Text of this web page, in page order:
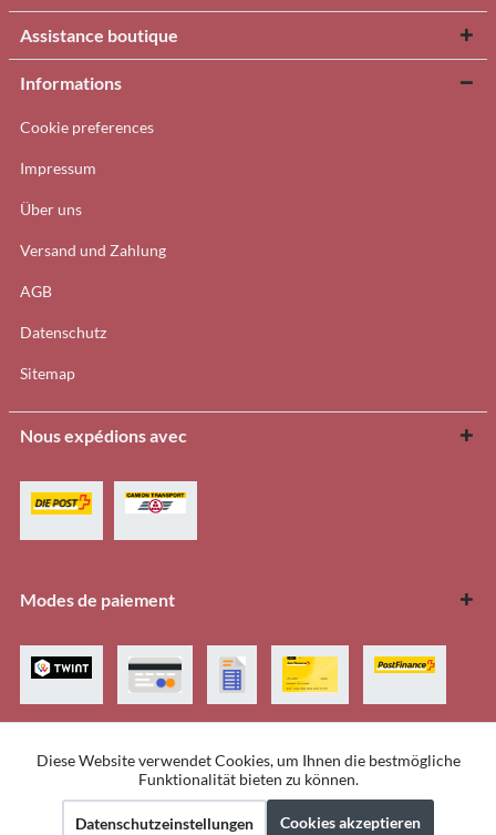
Assistance boutique
Informations
Cookie preferences
Impressum
Über uns
Versand und Zahlung
AGB
Datenschutz
Sitemap
Nous expédions avec
Modes de paiement
Tous les prix sont indiqués TVA légale comprise.
Cookie preferences Impressum Über uns Kontakt
Funktionale Aktiv
Diese Website verwendet Cookies, um Ihnen die bestmögliche
Funktionalität bieten zu können.
Datenschutzeinstellungen Cookies akzeptieren